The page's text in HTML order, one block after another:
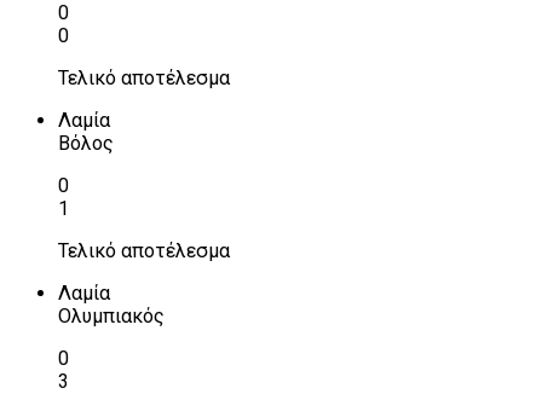
0
0
Τελικό αποτέλεσμα
Λαμία
Βόλος
0
1
Τελικό αποτέλεσμα
Λαμία
Ολυμπιακός
0
3